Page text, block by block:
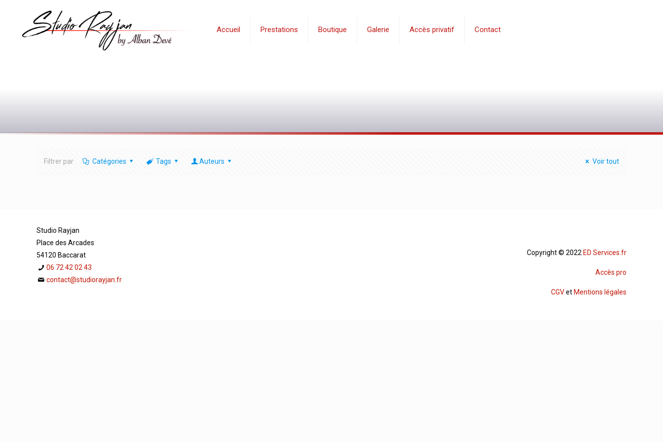
Accueil Prestations Boutique Galerie Accès privatif Contact
Filtrer par Catégories Tags Auteurs Voir tout
Studio Rayjan
Place des Arcades
54120 Baccarat
06 72 42 02 43
contact@studiorayjan.fr
Copyright © 2022 ED Services.fr
Accès pro
CGVet Mentions légales